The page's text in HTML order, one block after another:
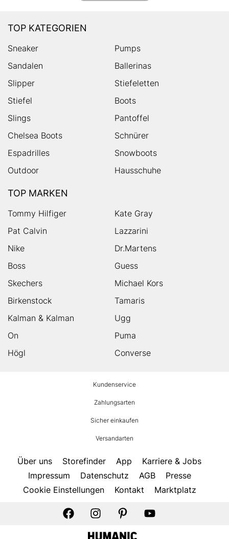
TOP KATEGORIEN
Sneaker
Pumps
Sandalen
Ballerinas
Slipper
Stiefeletten
Stiefel
Boots
Slings
Pantoffel
Chelsea Boots
Schnürer
Espadrilles
Snowboots
Outdoor
Hausschuhe
TOP MARKEN
Tommy Hilfiger
Kate Gray
Pat Calvin
Lazzarini
Nike
Dr.Martens
Boss
Guess
Skechers
Michael Kors
Birkenstock
Tamaris
Kalman & Kalman
Ugg
On
Puma
Högl
Converse
Kundenservice
Zahlungsarten
Sicher einkaufen
Versandarten
Über uns Storefinder App
Karriere & Jobs
Impressum
Datenschutz AGB
Presse
Cookie Einstellungen
Kontakt Marktplatz